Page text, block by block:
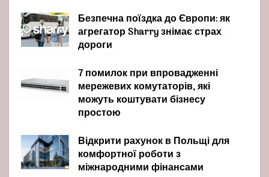
Безпечна поїздка до Європи: як
агрегатор Sharry знімає страх
дороги
7 помилок при впровадженні
мережевих комутаторів, які
можуть коштувати бізнесу
простою
Відкрити рахунок в Польщі для
комфортної роботи з
міжнародними фінансами